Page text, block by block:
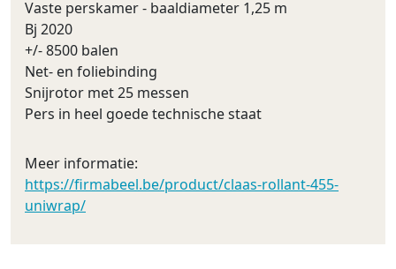
Vaste perskamer - baaldiameter 1,25 m
Bj 2020
+/- 8500 balen
Net- en foliebinding
Snijrotor met 25 messen
Pers in heel goede technische staat
Meer informatie:
https://firmabeel.be/product/claas-rollant-455-
uniwrap/